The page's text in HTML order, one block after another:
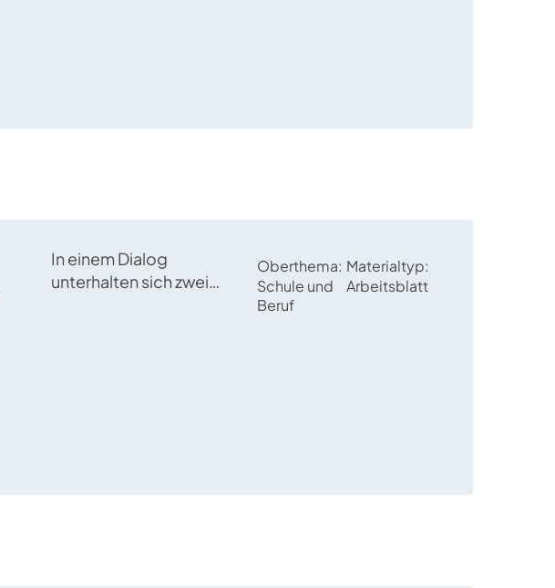
In einem Dialog
unterhalten sich zwei
Oberthema
Schule und
Beruf
Materialtyp
Arbeitsblatt